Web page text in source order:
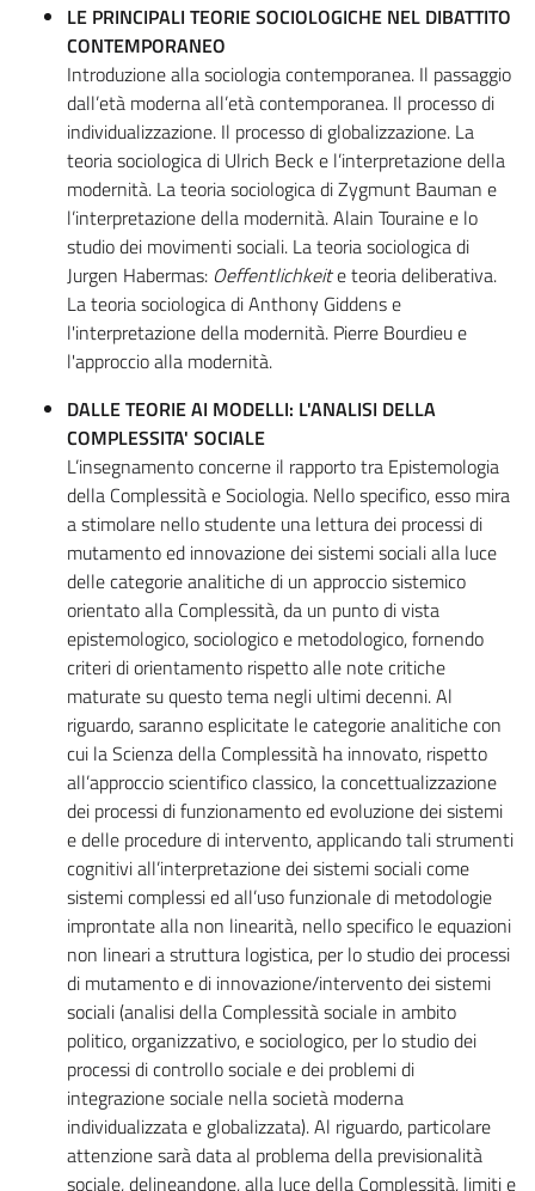
LE PRINCIPALI TEORIE SOCIOLOGICHE NEL DIBATTITO
CONTEMPORANEO
Introduzione alla sociologia contemporanea. Il passaggio
dall’età moderna all’età contemporanea. Il processo di
individualizzazione. Il processo di globalizzazione. La
teoria sociologica di Ulrich Beck e l’interpretazione della
modernità. La teoria sociologica di Zygmunt Bauman e
l’interpretazione della modernità. Alain Touraine e lo
studio dei movimenti sociali. La teoria sociologica di
Jurgen Habermas: Oeffentlichkeite teoria deliberativa.
La teoria sociologica di Anthony Giddens e
l'interpretazione della modernità. Pierre Bourdieu e
l'approccio alla modernità.
DALLE TEORIE AI MODELLI: L'ANALISI DELLA
COMPLESSITA' SOCIALE
L’insegnamento concerne il rapporto tra Epistemologia
della Complessità e Sociologia. Nello specifico, esso mira
a stimolare nello studente una lettura dei processi di
mutamento ed innovazione dei sistemi sociali alla luce
delle categorie analitiche di un approccio sistemico
orientato alla Complessità, da un punto di vista
epistemologico, sociologico e metodologico, fornendo
criteri di orientamento rispetto alle note critiche
maturate su questo tema negli ultimi decenni. Al
riguardo, saranno esplicitate le categorie analitiche con
cui la Scienza della Complessità ha innovato, rispetto
all’approccio scientifico classico, la concettualizzazione
dei processi di funzionamento ed evoluzione dei sistemi
e delle procedure di intervento, applicando tali strumenti
cognitivi all’interpretazione dei sistemi sociali come
sistemi complessi ed all’uso funzionale di metodologie
improntate alla non linearità, nello specifico le equazioni
non lineari a struttura logistica, per lo studio dei processi
di mutamento e di innovazione/intervento dei sistemi
sociali (analisi della Complessità sociale in ambito
politico, organizzativo, e sociologico, per lo studio dei
processi di controllo sociale e dei problemi di
integrazione sociale nella società moderna
individualizzata e globalizzata). Al riguardo, particolare
attenzione sarà data al problema della previsionalità
sociale, delineandone, alla luce della Complessità, limiti e